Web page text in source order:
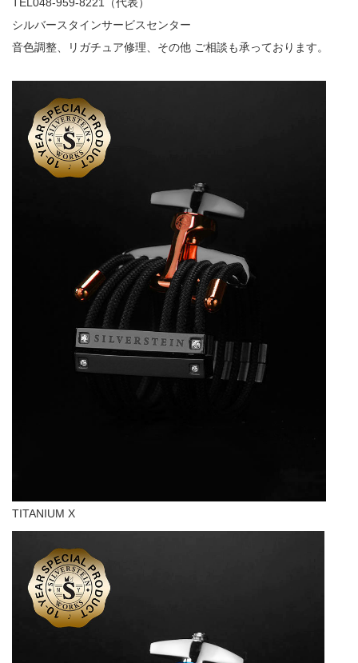
シルバースタインサービスセンター
音色調整、リガチュア修理、その他 ご相談も承っております。
TITANIUM X